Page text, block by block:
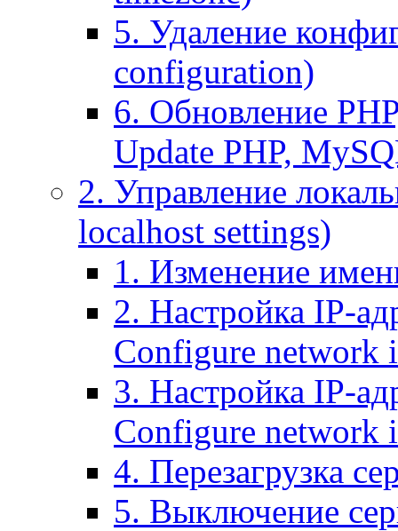
5. Удаление
configuration)
6. Обновление
Update PHP,
2. Управление
localhost settings)
1. Изменение
2. Настройка IP-
Configure network
3. Настройка IP-
Configure network
4. Перезагрузка
5. Выключение